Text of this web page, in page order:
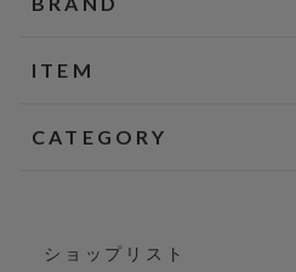
ITEM
CATEGORY
ショップリスト